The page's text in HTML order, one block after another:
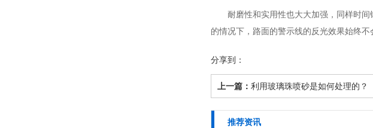
耐磨性和实用性也大大加强，同样时间
的情况下，路面的警示线的反光效果始终不
分享到：
上一篇： 利用玻璃珠喷砂是如何处理的？
推荐资讯